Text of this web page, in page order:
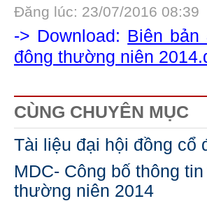
Đăng lúc: 23/07/2016 08:39
-> Download: Biên
đông thường niên
CÙNG CHUYÊN MỤC
Tài liệu đại hội đồng cổ
MDC- Công bố thông
thường niên 2014